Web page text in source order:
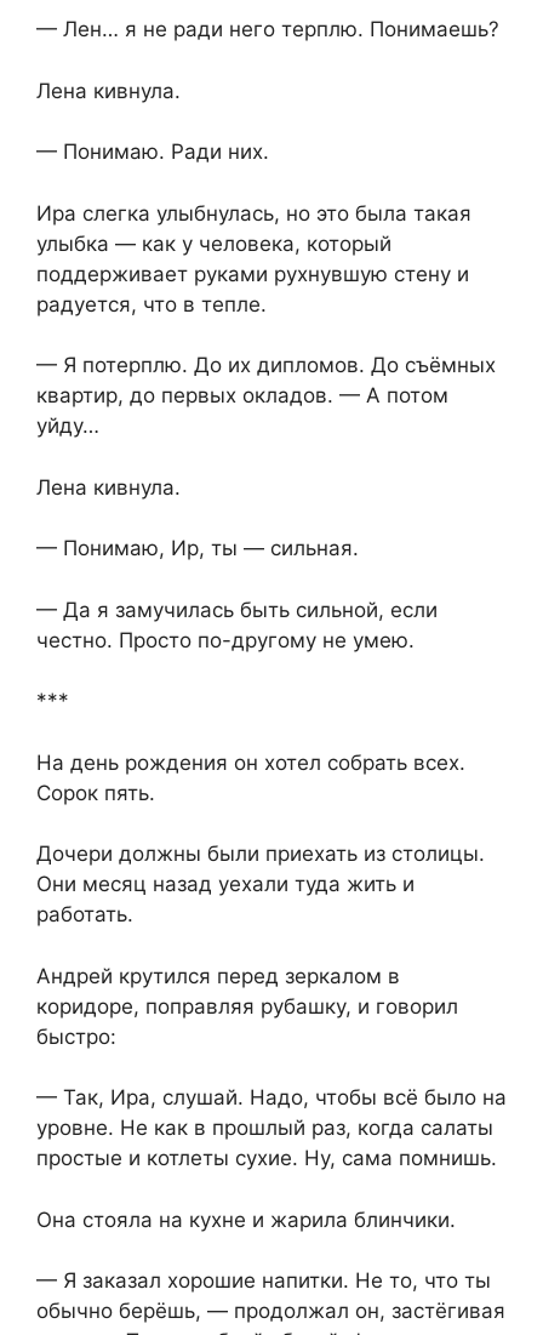
— Лен… я не ради него терплю. Понимаешь?
Лена кивнула.
— Понимаю. Ради них.
Ира слегка улыбнулась, но это была такая
улыбка — как у человека, который
поддерживает руками рухнувшую стену и
радуется, что в тепле.
— Я потерплю. До их дипломов. До съёмных
квартир, до первых окладов. — А потом
уйду…
Лена кивнула.
— Понимаю, Ир, ты — сильная.
— Да я замучилась быть сильной, если
честно. Просто по-другому не умею.
***
На день рождения он хотел собрать всех.
Сорок пять.
Дочери должны были приехать из столицы.
Они месяц назад уехали туда жить и
работать.
Андрей крутился перед зеркалом в
коридоре, поправляя рубашку, и говорил
быстро:
— Так, Ира, слушай. Надо, чтобы всё было на
уровне. Не как в прошлый раз, когда салаты
простые и котлеты сухие. Ну, сама помнишь.
Она стояла на кухне и жарила блинчики.
— Я заказал хорошие напитки. Не то, что ты
обычно берёшь, — продолжал он, застёгивая